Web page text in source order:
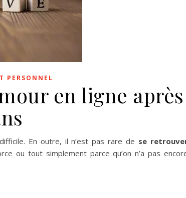
PERSONNEL
en ligne après
En outre, il n’est pas rare de se
ou tout simplement parce qu’on n’a pas